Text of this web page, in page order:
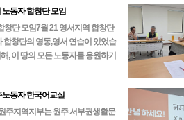
동자 합창단 모임
창단 모임7월 21 영서지역 합창단
합창단의 영동,영서 연습이 있었습
, 이 땅의 모든 노동자를 응원하기
한 마음 한 뜻으로…
노동자 한국어교실
주지역지부는 원주 서부권생활문